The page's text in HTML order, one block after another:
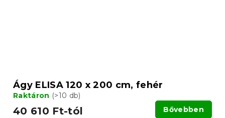
Ágy ELISA 120 x 200 cm, fehér
Raktáron (>10 db)
40 610 Ft-tól Bővebben